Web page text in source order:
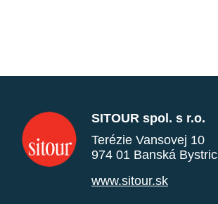
SITOUR spol. s r.o.
Terézie Vansovej 10
974 01 Banská
www.sitour.sk